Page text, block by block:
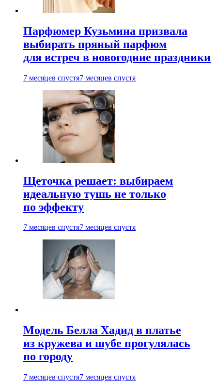
Парфюмер Кузьмина призвала
выбирать пряный парфюм
для встреч в новогодние праздники
7 месяцев спустя7 месяцев спустя
Щеточка решает: выбираем
идеальную тушь не только
по эффекту
7 месяцев спустя7 месяцев спустя
Модель Белла Хадид в платье
из кружева и шубе прогулялась
по городу
7 месяцев спустя7 месяцев спустя